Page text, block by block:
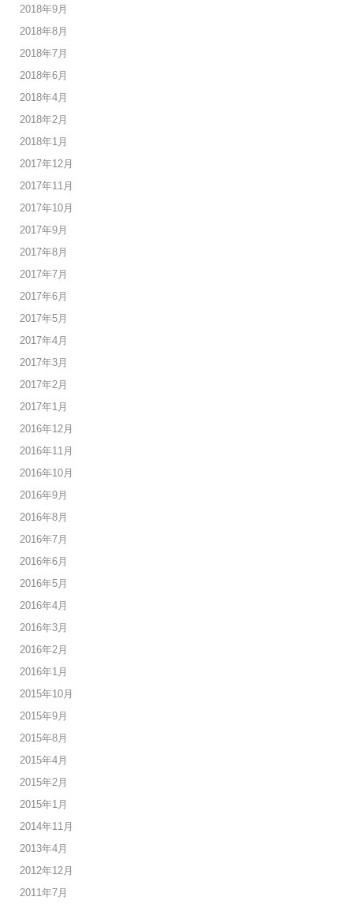
2018年9月
2018年8月
2018年7月
2018年6月
2018年4月
2018年2月
2018年1月
2017年12月
2017年11月
2017年10月
2017年9月
2017年8月
2017年7月
2017年6月
2017年5月
2017年4月
2017年3月
2017年2月
2017年1月
2016年12月
2016年11月
2016年10月
2016年9月
2016年8月
2016年7月
2016年6月
2016年5月
2016年4月
2016年3月
2016年2月
2016年1月
2015年10月
2015年9月
2015年8月
2015年4月
2015年2月
2015年1月
2014年11月
2013年4月
2012年12月
2011年7月